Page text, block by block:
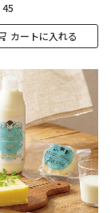
45
カートに入れる